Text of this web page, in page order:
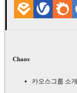
Chaos
카오스그룹 소개